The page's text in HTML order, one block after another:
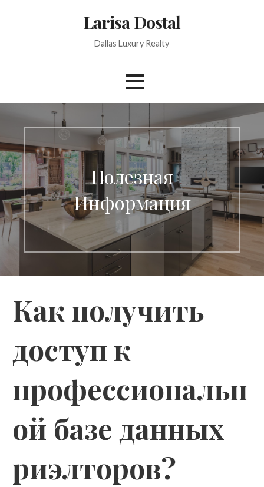
Larisa Dostal
Dallas Luxury Realty
Полезная
Информация
Как получить
доступ к
профессиональн
ой базе данных
риэлторов?